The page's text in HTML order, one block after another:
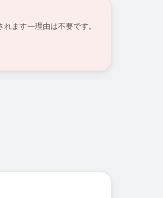
ます—理由は不要です。